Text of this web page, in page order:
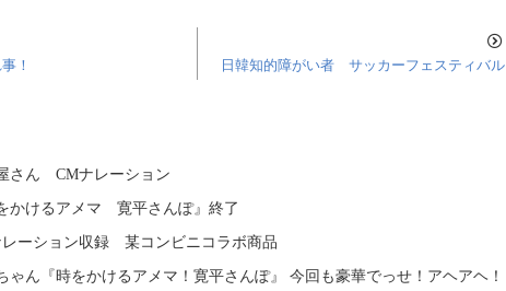
！ 日韓知的障がい者 サッカーフェスティバル
さん CMナレーション
をかけるアメマ 寛平さんぽ』終了
レーション収録 某コンビニコラボ商品
ゃん『時をかけるアメマ！寛平さんぽ』 今回も豪華でっせ！アヘアヘ！